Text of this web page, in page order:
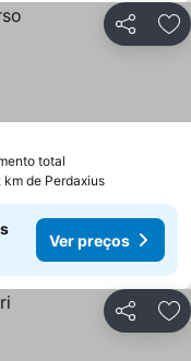
Partilhar
total
km de Perdaxius
Ver preços
Partilhar